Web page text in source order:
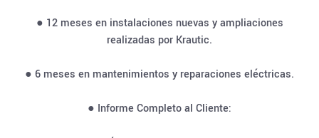
● 12 meses en instalaciones nuevas y ampliaciones
realizadas por Krautic.
● 6 meses en mantenimientos y reparaciones eléctricas.
● Informe Completo al Cliente: